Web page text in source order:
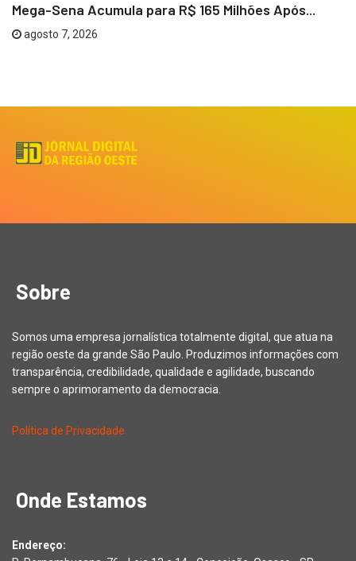
Mega-Sena Acumula para R$ 165 Milhões Após...
agosto 7, 2026
Sobre
Somos uma empresa jornalística totalmente digital, que atua na
região oeste da grande São Paulo. Produzimos informações com
transparência, credibilidade, qualidade e agilidade, buscando
sempre o aprimoramento da democracia.
Política de Privacidade
Onde Estamos
Endereço: